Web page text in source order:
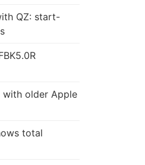
QZ: start-
with older Apple
total